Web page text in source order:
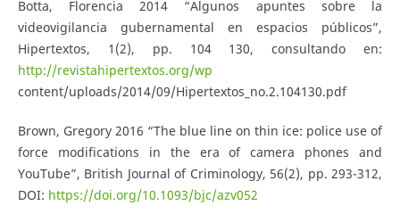
Botta, Florencia 2014 “Algunos apuntes sobre la
videovigilancia gubernamental en espacios públicos”,
Hipertextos, 1(2), pp. 104 130, consultando en:
http://revistahipertextos.org/wp
content/uploads/2014/09/Hipertextos_no.2.104130.pdf
Brown, Gregory 2016 “The blue line on thin ice: police use of
force modifications in the era of camera phones and
YouTube”, British Journal of Criminology, 56(2), pp. 293-312,
DOI: https://doi.org/10.1093/bjc/azv052